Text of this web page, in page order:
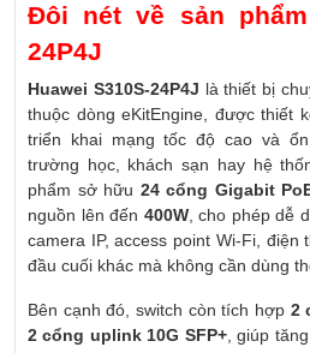
Đôi nét về sản phẩm
24P4J
Huawei S310S-24P4J là thiết bị
thuộc dòng eKitEngine, được thiết
triển khai mạng tốc độ cao và
trường học, khách sạn hay hệ
phẩm sở hữu 24 cổng Gigabit
nguồn lên đến 400W, cho phép dễ
camera IP, access point Wi-Fi, điện
đầu cuối khác mà không cần dùng
Bên cạnh đó, switch còn tích hợp 2
2 cổng uplink 10G SFP+, giúp